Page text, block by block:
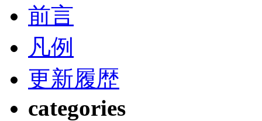
前言
凡例
更新履歴
categories